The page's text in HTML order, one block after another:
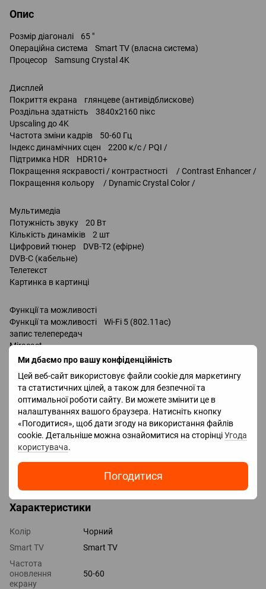
Ми дбаємо про вашу конфіденційність
Цей веб-сайт використовує файли cookie для маркетингу
та статистичних цілей, а також для безпечної та
оптимальної роботи сайту. Ви можете змінити це в
налаштуваннях вашого браузера. Натисніть кнопку
«Погодитися», щоб дати згоду на використання файлів
cookie. Детальніше можна ознайомитися на сторінціУгода
користувача.
Погодитися
Опис
Розмір діагоналі 65 "
Операційна система Smart TV (власна система)
Процесор Samsung Crystal 4K
Дисплей
Покриття екрана глянцеве (антивідблискове)
Роздільна здатність 3840x2160 пікс
Upscaling до 4K
Частота зміни кадрів 50-60 Гц
Індекс динамічних сцен 2200 к/с / PQI /
Підтримка HDR HDR10+
Покращення яскравості / контрастності / Contrast Enhancer /
Покращення кольору / Dynamic Crystal Color /
Мультимедіа
Потужність звуку 20 Вт
Кількість динаміків 2 шт
Цифровий тюнер DVB-T2 (ефірне)
DVB-C (кабельне)
Телетекст
Картинка в картинці
Функції та можливості
Функції та можливості Wi-Fi 5 (802.11ac)
запис телепередач
Miracast
Bluetooth v 5.2
керування голосом
Amazon Alexa
Google Assistant
Bixby
Роз'єми
Входи USB 2 шт
LAN
HDMI 3 шт
Характеристики
Колір
Чорний
Smart TV
Smart TV
Частота
оновлення
екрану
50-60